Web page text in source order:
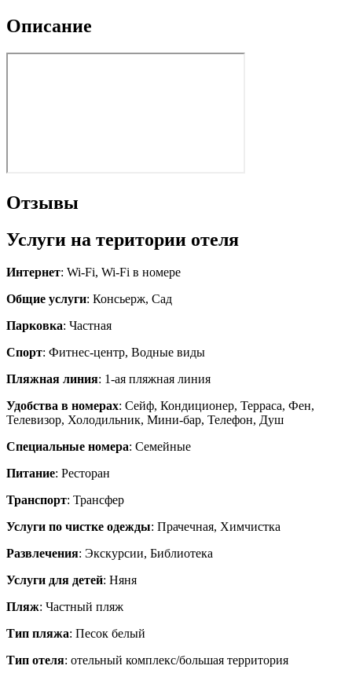
Описание
Отзывы
Услуги на територии отеля
Интернет: Wi-Fi, Wi-Fi в номере
Общие услуги: Консьерж, Сад
Парковка: Частная
Спорт: Фитнес-центр, Водные виды
Пляжная линия: 1-ая пляжная линия
Удобства в номерах: Сейф, Кондиционер, Терраса, Фен,
Телевизор, Холодильник, Мини-бар, Телефон, Душ
Специальные номера: Семейные
Питание: Ресторан
Транспорт: Трансфер
Услуги по чистке одежды: Прачечная, Химчистка
Развлечения: Экскурсии, Библиотека
Услуги для детей: Няня
Пляж: Частный пляж
Тип пляжа: Песок белый
Тип отеля: отельный комплекс/большая территория